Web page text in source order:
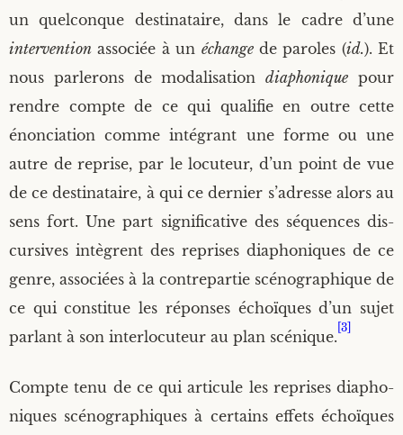
un quel­conque des­ti­na­taire, dans le cadre d’une
inter­ven­tion asso­ciée à un échangede paroles (id.). Et
nous par­le­rons de moda­li­sa­tiondia­pho­nique pour
rendre compte de ce qui qua­li­fie en outre cette
énon­cia­tion comme inté­grant une forme ou une
autre de reprise, par le locu­teur, d’un point de vue
de ce des­ti­na­taire, à qui ce der­nier s’adresse alors au
sens fort. Une part signi­fi­ca­tive des séquences dis­
cur­sives intègrent des reprises dia­pho­niques de ce
genre, asso­ciées à la contre­par­tie scé­no­gra­phique de
ce qui consti­tue les réponses échoïques d’un sujet
par­lant à son inter­lo­cu­teur au plan scé­nique.
[3]
Compte tenu de ce qui arti­cule les reprises dia­pho­
niques scé­no­gra­phiques à cer­tains effets échoïques